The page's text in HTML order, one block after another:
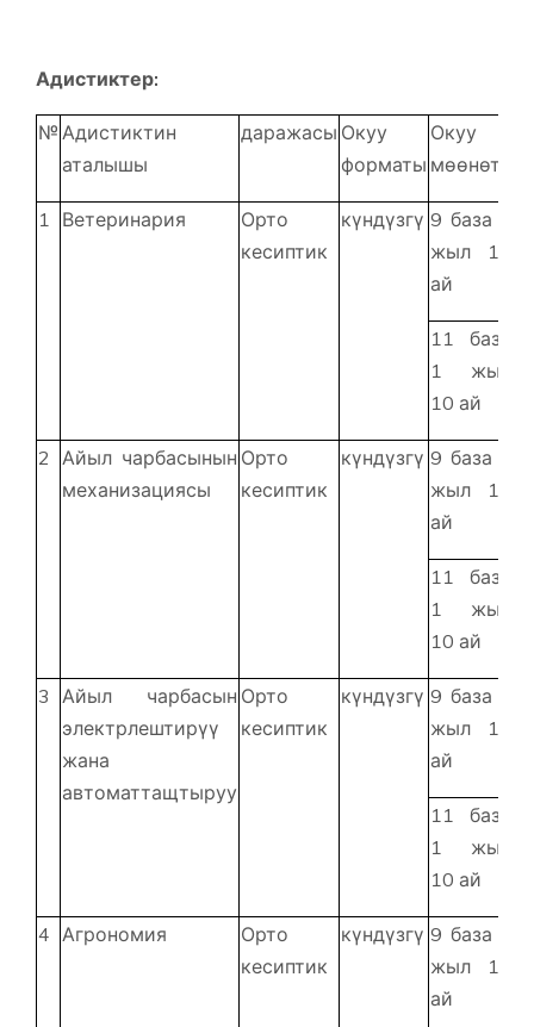
Адистиктер:
№ Адистиктин
аталышы
даражасы Окуу
форматы
Окуу
мөөнөтү
1 Ветеринария
Орто
кесиптик
күндүзгү 9 база 2
жыл 10
ай
11 база
1 жыл
10 ай
2 Айыл чарбасынын
механизациясы
Орто
кесиптик
күндүзгү 9 база 2
жыл 10
ай
11 база
1 жыл
10 ай
3 Айыл чарбасын
электрлештирүү
жана
автоматтащтыруу
Орто
кесиптик
күндүзгү 9 база 2
жыл 10
ай
11 база
1 жыл
10 ай
4 Агрономия
Орто
кесиптик
күндүзгү 9 база 2
жыл 10
ай